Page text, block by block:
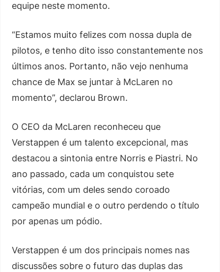
equipe neste momento.
“Estamos muito felizes com nossa dupla de
pilotos, e tenho dito isso constantemente nos
últimos anos. Portanto, não vejo nenhuma
chance de Max se juntar à McLaren no
momento”, declarou Brown.
O CEO da McLaren reconheceu que
Verstappen é um talento excepcional, mas
destacou a sintonia entre Norris e Piastri. No
ano passado, cada um conquistou sete
vitórias, com um deles sendo coroado
campeão mundial e o outro perdendo o título
por apenas um pódio.
Verstappen é um dos principais nomes nas
discussões sobre o futuro das duplas das